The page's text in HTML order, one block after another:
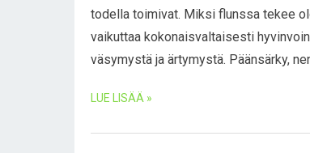
todella toimivat. Miksi flunssa tekee
vaikuttaa kokonaisvaltaisesti
väsymystä ja ärtymystä. Päänsärky,
LUE LISÄÄ »